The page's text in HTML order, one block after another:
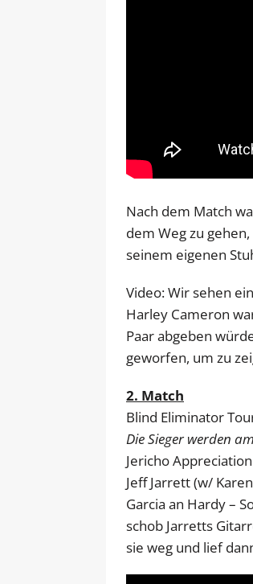
Nach dem Match
dem Weg zu
seinem eigenen
Video: Wir sehen
Harley Cameron
Paar abgeben
geworfen, um zu
2. Match
Blind Eliminator
Die Sieger werden
Jericho
Jeff Jarrett (w/
Garcia an Hardy –
schob Jarretts
sie weg und lief